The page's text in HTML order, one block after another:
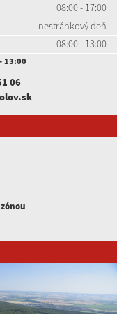
08:00 - 17:00
nestránkový deň
08:00 - 13:00
13:00
06